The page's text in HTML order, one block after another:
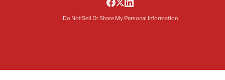
Do Not Sell Or Share My Personal Information